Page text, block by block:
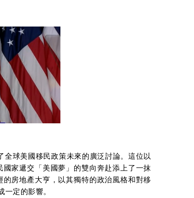
球美國移民政策未來的廣泛討論。這位以
家遞交「美國夢」的雙向奔赴添上了一抹
房地產大亨，以其獨特的政治風格和對移
定的影響。